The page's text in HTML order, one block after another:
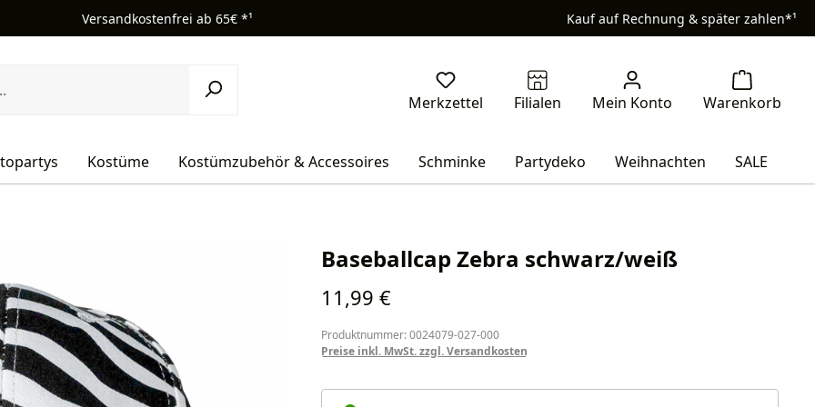
Versandkostenfrei ab 65€ *¹ Kauf auf Rechnung & später zahlen*¹
Kostüme Kostümzubehör & Accessoires Schminke Partydeko Weihnachten SALE
Baseballcap Zebra schwarz/weiß
Regulärer Preis:
11,99 €
Produktnummer: 0024079-027-000
Preise inkl. MwSt. zzgl. Versandkosten